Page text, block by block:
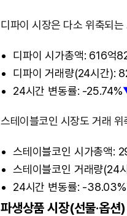
디파이 시장은 다소 위축되는
디파이 시가총액: 616억
디파이 거래량(24시간):
24시간 변동률: -25.74%
스테이블코인 시장도 거래 위
스테이블코인 시가총액:
스테이블코인 거래량(24
24시간 변동률: -38.03%
파생상품 시장(선물·옵션